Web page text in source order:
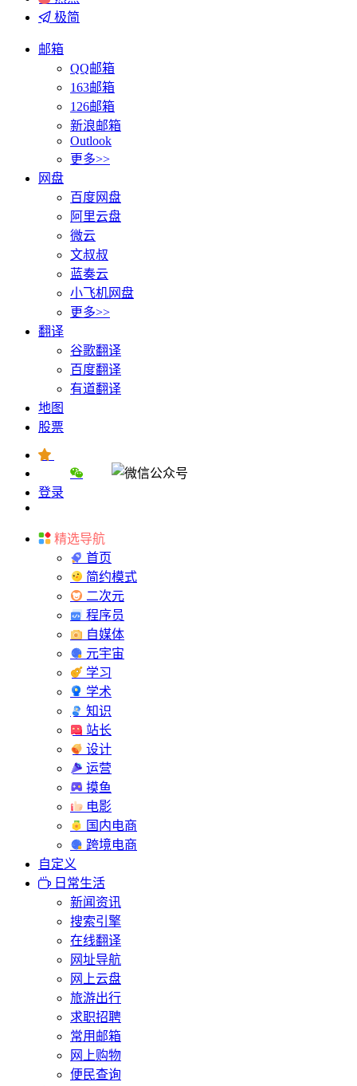
极简
邮箱
QQ邮箱
163邮箱
126邮箱
新浪邮箱
Outlook
更多>>
网盘
百度网盘
阿里云盘
微云
文叔叔
蓝奏云
小飞机网盘
更多>>
翻译
谷歌翻译
百度翻译
有道翻译
地图
股票
登录
精选导航
首页
简约模式
二次元
程序员
自媒体
元宇宙
学习
学术
知识
站长
设计
运营
摸鱼
电影
国内电商
跨境电商
自定义
日常生活
新闻资讯
搜索引擎
在线翻译
网址导航
网上云盘
旅游出行
求职招聘
常用邮箱
网上购物
便民查询